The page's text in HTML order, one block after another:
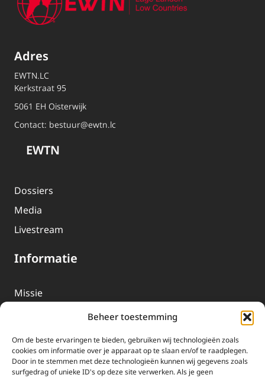
Beheer toestemming
Om de beste ervaringen te bieden, gebruiken wij technologieën zoals
cookies om informatie over je apparaat op te slaan en/of te raadplegen.
Door in te stemmen met deze technologieën kunnen wij gegevens zoals
surfgedrag of unieke ID's op deze site verwerken. Als je geen
Adres
EWTN.LC
Kerkstraat 95
5061 EH Oisterwijk
Contact: bestuur@ewtn.lc
EWTN
Dossiers
Media
Livestream
Informatie
Missie
EWTN-Team
Organisatiegegevens